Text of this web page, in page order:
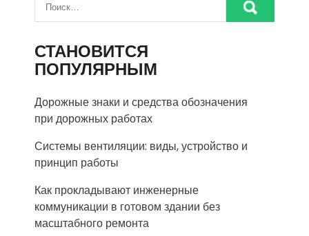
СТАНОВИТСЯ
ПОПУЛЯРНЫМ
Дорожные знаки и средства обозначения
при дорожных работах
Системы вентиляции: виды, устройство и
принцип работы
Как прокладывают инженерные
коммуникации в готовом здании без
масштабного ремонта